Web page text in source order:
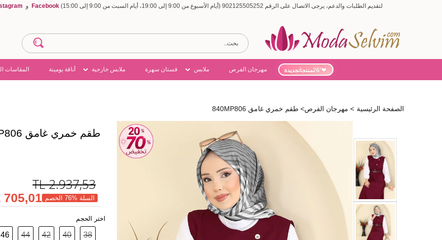
لتقديم الطلبات والدعم، يرجى الاتصال على الرقم 902125505252 (أيام الأسبوع من 9:00 إلى 19:00، أيام السبت من 9:00 إلى 15:00) Facebook و
'26منتجاتجديدة مهرجان الفرص ملابس فستان سهرة ملابس خارجية أناقة يومينة المقاسات
الصفحة الرئيسية > مهرجان الفرص> طقم خمري غامق 840MP806
طقم خمري غامق 840MP806
2.937,53
TL
السلة %76 الخصم 705,01 TL
اختر الحجم
38
40
42
44
46